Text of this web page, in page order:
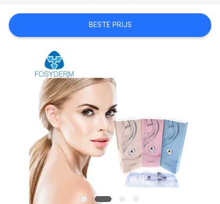
VRAAG
EEN
OFFERTE
SHOPPING
ONLINE
SITEMAP
PRIVACY
POLICY
BESTE PRIJS